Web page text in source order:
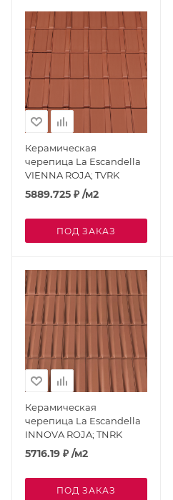
Керамическая
черепица La Escandella
VIENNA ROJA; TVRK
5889.725 ₽ /м2
ПОД ЗАКАЗ
Керамическая
черепица La Escandella
INNOVA ROJA; TNRK
5716.19 ₽ /м2
ПОД ЗАКАЗ